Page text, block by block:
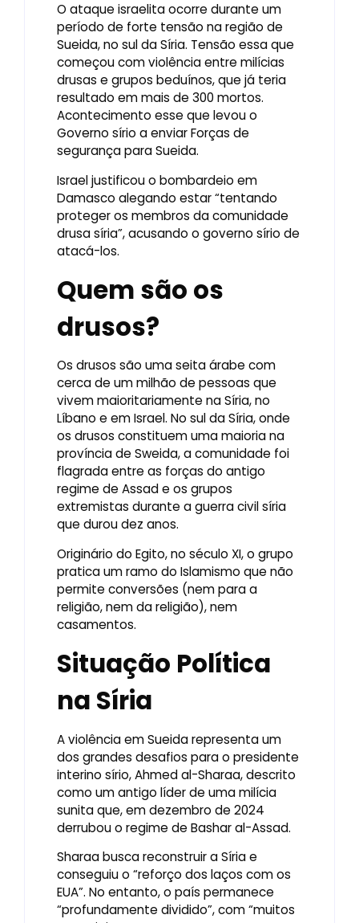
O ataque israelita ocorre durante um
período de forte tensão na região de
Sueida, no sul da Síria. Tensão essa que
começou com violência entre milícias
drusas e grupos beduínos, que já teria
resultado em mais de 300 mortos.
Acontecimento esse que levou o
Governo sírio a enviar Forças de
segurança para Sueida.
Israel justificou o bombardeio em
Damasco alegando estar “tentando
proteger os membros da comunidade
drusa síria”, acusando o governo sírio de
atacá-los.
Quem são os
drusos?
Os drusos são uma seita árabe com
cerca de um milhão de pessoas que
vivem maioritariamente na Síria, no
Líbano e em Israel. No sul da Síria, onde
os drusos constituem uma maioria na
província de Sweida, a comunidade foi
flagrada entre as forças do antigo
regime de Assad e os grupos
extremistas durante a guerra civil síria
que durou dez anos.
Originário do Egito, no século XI, o grupo
pratica um ramo do Islamismo que não
permite conversões (nem para a
religião, nem da religião), nem
casamentos.
Situação Política
na Síria
A violência em Sueida representa um
dos grandes desafios para o presidente
interino sírio, Ahmed al-Sharaa, descrito
como um antigo líder de uma milícia
sunita que, em dezembro de 2024
derrubou o regime de Bashar al-Assad.
Sharaa busca reconstruir a Síria e
conseguiu o “reforço dos laços com os
EUA”. No entanto, o país permanece
“profundamente dividido”, com “muitos